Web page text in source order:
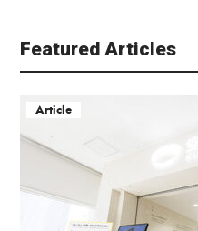
Featured Articles
Article